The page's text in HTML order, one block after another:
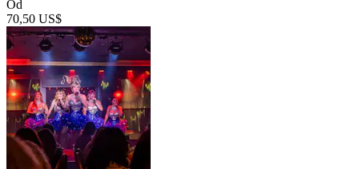
Od
70,50 US$